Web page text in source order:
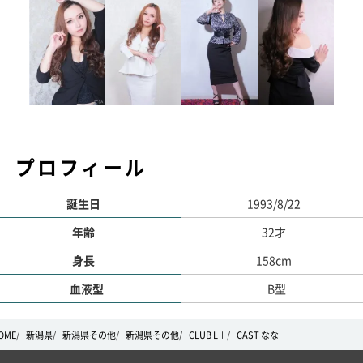
プロフィール
誕生日
1993/8/22
年齢
32才
身長
158cm
血液型
B型
新潟県 新潟県その他 新潟県その他 CLUB L＋ CAST なな